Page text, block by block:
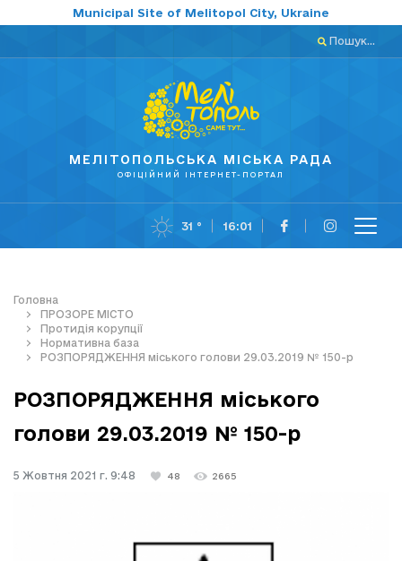
Municipal Site of Melitopol City, Ukraine
Пошук...
МЕЛІТОПОЛЬСЬКА МІСЬКА РАДА
ОФІЦІЙНИЙ ІНТЕРНЕТ-ПОРТАЛ
31 ° 16:01
Головна
ПРОЗОРЕ МІСТО
Протидія корупції
Нормативна база
РОЗПОРЯДЖЕННЯ міського голови 29.03.2019 № 150-р
РОЗПОРЯДЖЕННЯ міського
голови 29.03.2019 № 150-р
5 Жовтня 2021 г. 9:48 48 2665